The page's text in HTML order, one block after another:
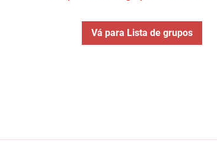
Vá para Lista de grupos